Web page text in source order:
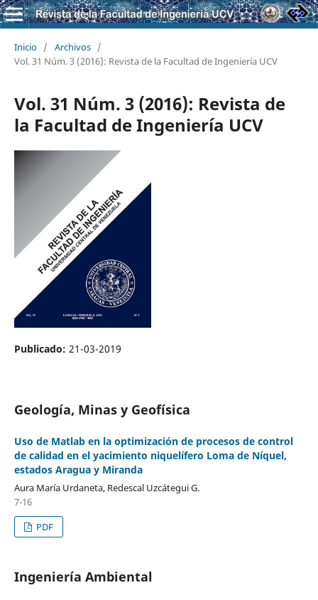
Inicio / Archivos /
Vol. 31 Núm. 3 (2016): Revista de la Facultad de Ingeniería UCV
Vol. 31 Núm. 3 (2016): Revista de
la Facultad de Ingeniería UCV
Publicado: 21-03-2019
Geología, Minas y Geofísica
Uso de Matlab en la optimización de procesos de control
de calidad en el yacimiento niquelífero Loma de Níquel,
estados Aragua y Miranda
Aura María Urdaneta, Redescal Uzcátegui G.
7-16
PDF
Ingeniería Ambiental